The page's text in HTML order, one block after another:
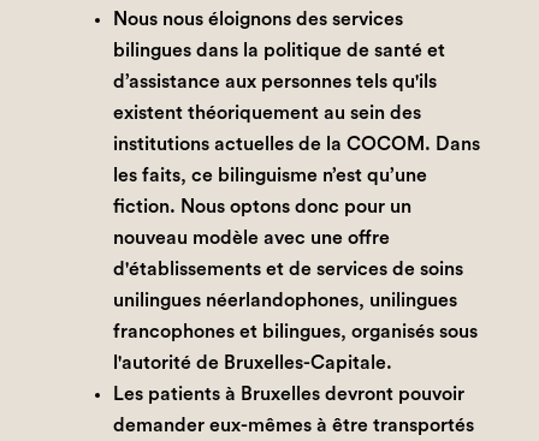
Nous nous éloignons des services
bilingues dans la politique de santé et
d’assistance aux personnes tels qu'ils
existent théoriquement au sein des
institutions actuelles de la COCOM. Dans
les faits, ce bilinguisme n’est qu’une
fiction. Nous optons donc pour un
nouveau modèle avec une offre
d'établissements et de services de soins
unilingues néerlandophones, unilingues
francophones et bilingues, organisés sous
l'autorité de Bruxelles-Capitale.
Les patients à Bruxelles devront pouvoir
demander eux-mêmes à être transportés